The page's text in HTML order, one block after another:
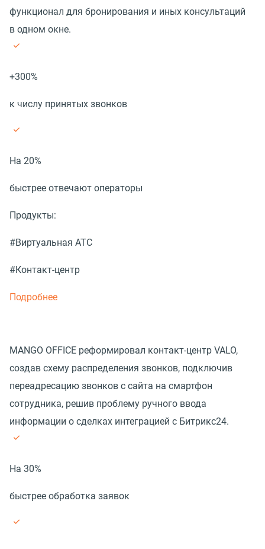
функционал для бронирования и иных консультаций
в одном окне.
+300%
к числу принятых звонков
На 20%
быстрее отвечают операторы
Продукты:
#Виртуальная АТС
#Контакт-центр
Подробнее
MANGO OFFICE реформировал контакт-центр VALO,
создав схему распределения звонков, подключив
переадресацию звонков с сайта на смартфон
сотрудника, решив проблему ручного ввода
информации о сделках интеграцией с Битрикс24.
На 30%
быстрее обработка заявок